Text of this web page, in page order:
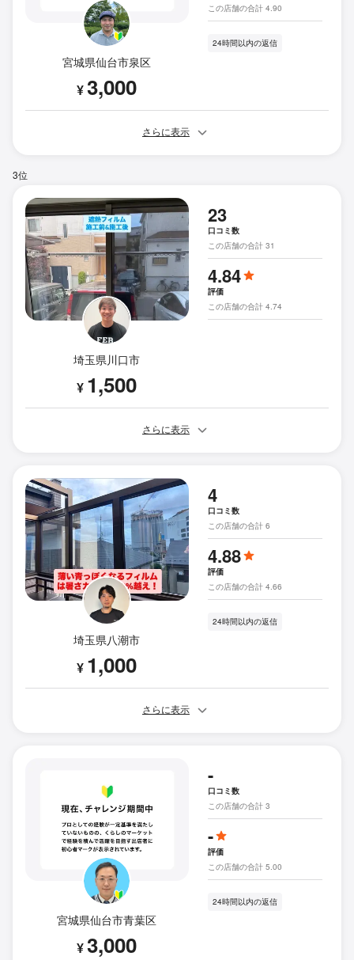
宮城県仙台市泉区
¥3,000
この店舗の合計 4.90
24時間以内の返信
さらに表示
3位
埼玉県川口市
¥ 1,500
23
口コミ数
この店舗の合計 31
4.84
評価
この店舗の合計 4.74
さらに表示
埼玉県八潮市
¥ 1,000
4
口コミ数
この店舗の合計 6
4.88
評価
この店舗の合計 4.66
24時間以内の返信
さらに表示
宮城県仙台市青葉区
¥3,000
-
口コミ数
この店舗の合計 3
-
評価
この店舗の合計 5.00
24時間以内の返信